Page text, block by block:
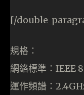
[/
規格：
網絡標準：IEEE
運作頻譜：